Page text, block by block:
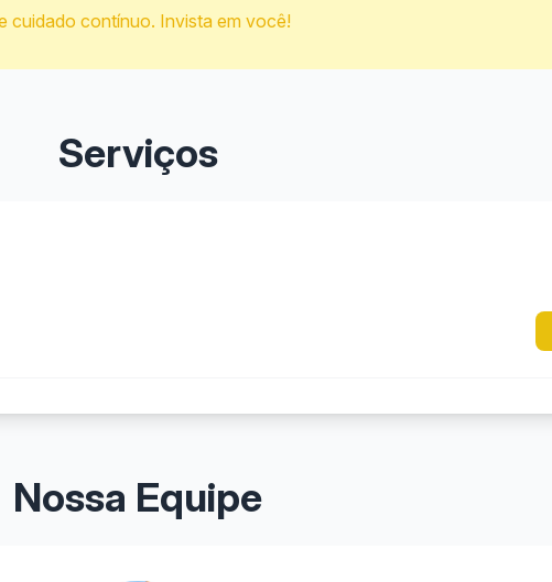
cuidado contínuo. Invista em você!
Serviços
Nossa Equipe